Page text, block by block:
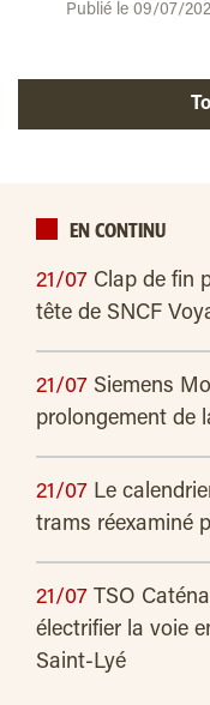
Publié le 09/07/
EN CONTINU
21/07 Clap de fin
tête de SNCF
21/07 Siemens
prolongement de
21/07 Le
trams réexaminé
21/07 TSO
électrifier la voie
Saint-Lyé